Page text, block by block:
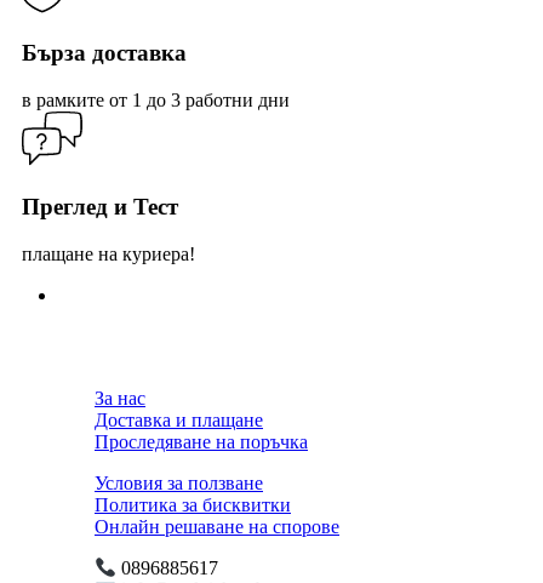
Бърза доставка
в рамките от 1 до 3 работни дни
Преглед и Тест
плащане на куриера!
За нас
Доставка и плащане
Проследяване на поръчка
Условия за ползване
Политика за бисквитки
Онлайн решаване на спорове
0896885617